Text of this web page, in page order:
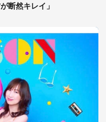
断然キレイ」